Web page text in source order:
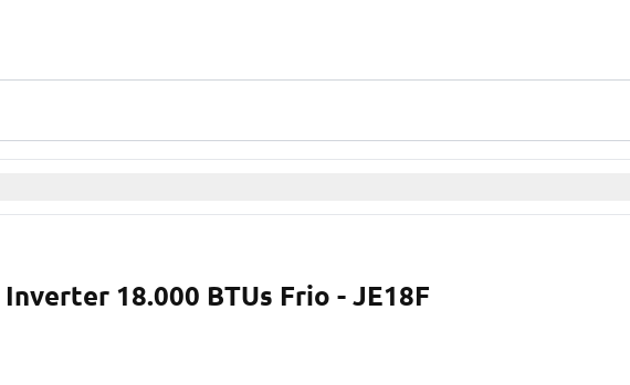
18.000 BTUs Frio - JE18F